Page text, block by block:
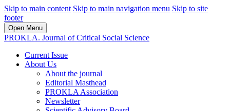
Skip to main content Skip to main navigation menu Skip to site
footer
Open Menu
PROKLA. Journal of Critical Social Science
Current Issue
About Us
About the journal
Editorial Masthead
PROKLA Association
Newsletter